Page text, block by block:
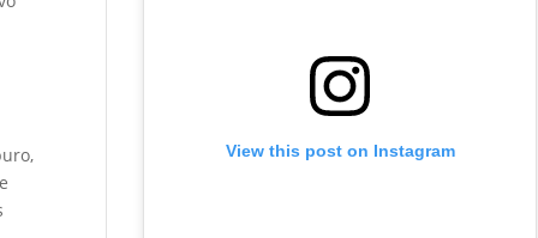
View this post on Instagram